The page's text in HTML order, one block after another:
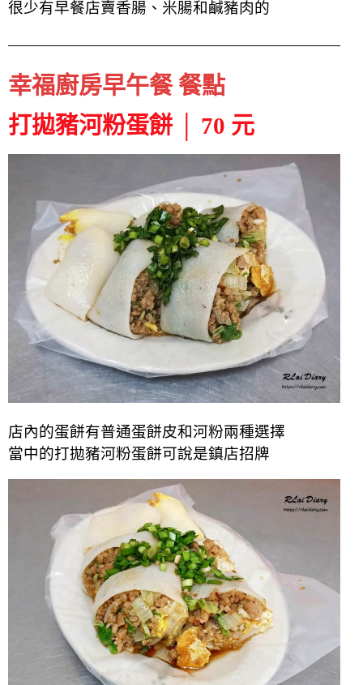
很少有早餐店賣香腸、米腸和鹹豬肉的
幸福廚房早午餐 餐點
打拋豬河粉蛋餅 │ 70 元
店內的蛋餅有普通蛋餅皮和河粉兩種選擇
當中的打拋豬河粉蛋餅可說是鎮店招牌